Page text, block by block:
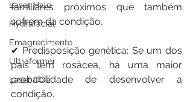
Laser Halo
Hydrafacial
Emagrecimento
Ultraformer
Laser CO2
familiares próximos que também
sofrem da condição.
✔ Predisposição genética: Se um dos
pais tem rosácea, há uma maior
probabilidade de desenvolver a
condição.